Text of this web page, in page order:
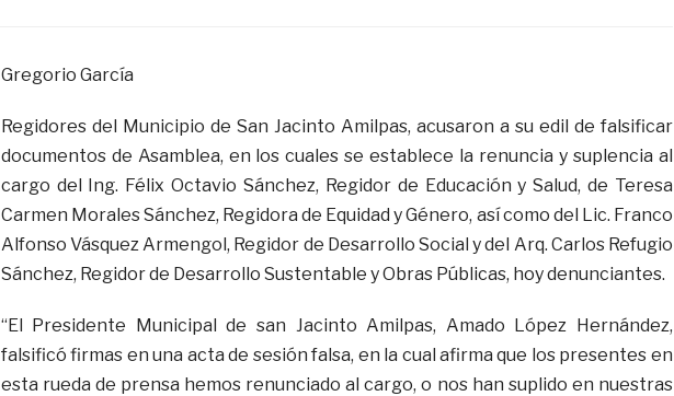
Gregorio García
Regidores del Municipio de San Jacinto Amilpas, acusaron a su edil de falsificar
documentos de Asamblea, en los cuales se establece la renuncia y suplencia al
cargo del Ing. Félix Octavio Sánchez, Regidor de Educación y Salud, de Teresa
Carmen Morales Sánchez, Regidora de Equidad y Género, así como del Lic. Franco
Alfonso Vásquez Armengol, Regidor de Desarrollo Social y del Arq. Carlos Refugio
Sánchez, Regidor de Desarrollo Sustentable y Obras Públicas, hoy denunciantes.
“El Presidente Municipal de san Jacinto Amilpas, Amado López Hernández,
falsificó firmas en una acta de sesión falsa, en la cual afirma que los presentes en
esta rueda de prensa hemos renunciado al cargo, o nos han suplido en nuestras